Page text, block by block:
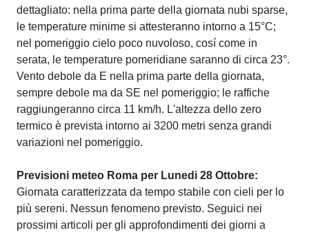
dettagliato: nella prima parte della giornata nubi sparse,
le temperature minime si attesteranno intorno a 15°C;
nel pomeriggio cielo poco nuvoloso, cosí come in
serata, le temperature pomeridiane saranno di circa 23°.
Vento debole da E nella prima parte della giornata,
sempre debole ma da SE nel pomeriggio; le raffiche
raggiungeranno circa 11 km/h. L'altezza dello zero
termico è prevista intorno ai 3200 metri senza grandi
variazioni nel pomeriggio.
Previsioni meteo Roma per Lunedi 28 Ottobre:
Giornata caratterizzata da tempo stabile con cieli per lo
più sereni. Nessun fenomeno previsto. Seguici nei
prossimi articoli per gli approfondimenti dei giorni a